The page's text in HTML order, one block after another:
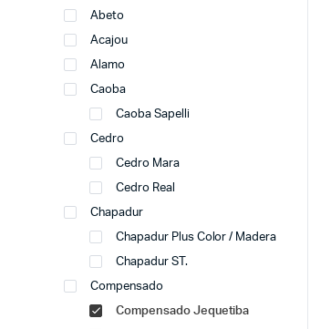
Abeto
Acajou
Alamo
Caoba
Caoba Sapelli
Cedro
Cedro Mara
Cedro Real
Chapadur
Chapadur Plus Color / Madera
Chapadur ST.
Compensado
Compensado Jequetiba